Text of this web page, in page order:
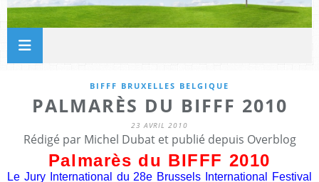
BIFFF BRUXELLES BELGIQUE
PALMARÈS DU BIFFF 2010
23 AVRIL 2010
Rédigé par Michel Dubat et publié depuis Overblog
Palmarès du BIFFF 2010
Le Jury International du 28e Brussels International Festival